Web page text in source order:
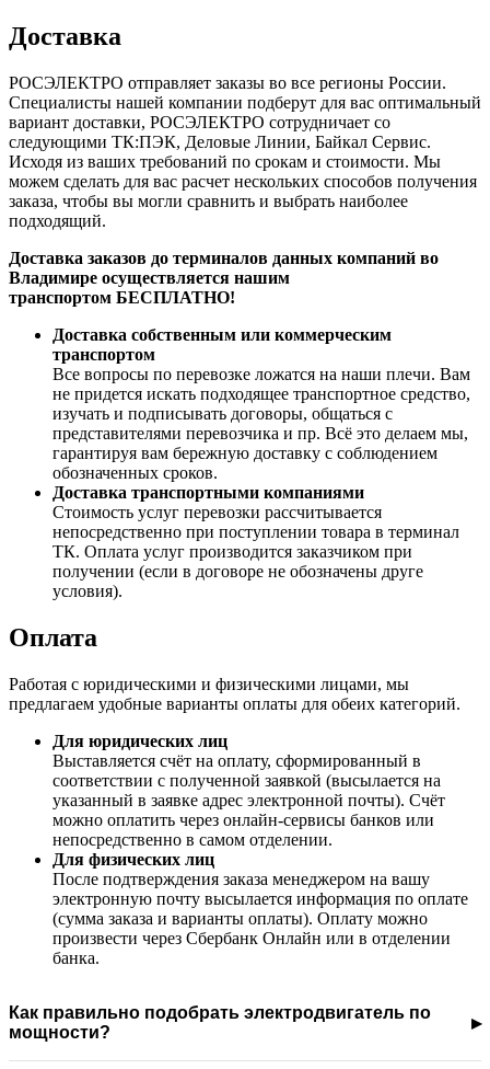
Доставка
РОСЭЛЕКТРО отправляет заказы во все регионы России.
Специалисты нашей компании подберут для вас оптимальный
вариант доставки, РОСЭЛЕКТРО сотрудничает со
следующими ТК:ПЭК, Деловые Линии, Байкал Сервис.
Исходя из ваших требований по срокам и стоимости. Мы
можем сделать для вас расчет нескольких способов получения
заказа, чтобы вы могли сравнить и выбрать наиболее
подходящий.
Доставка заказов до терминалов данных компаний во
Владимире осуществляется нашим
транспортом БЕСПЛАТНО!
Доставка собственным или коммерческим
транспортом
Все вопросы по перевозке ложатся на наши плечи. Вам
не придется искать подходящее транспортное средство,
изучать и подписывать договоры, общаться с
представителями перевозчика и пр. Всё это делаем мы,
гарантируя вам бережную доставку с соблюдением
обозначенных сроков.
Доставка транспортными компаниями
Стоимость услуг перевозки рассчитывается
непосредственно при поступлении товара в терминал
ТК. Оплата услуг производится заказчиком при
получении (если в договоре не обозначены друге
условия).
Оплата
Работая с юридическими и физическими лицами, мы
предлагаем удобные варианты оплаты для обеих категорий.
Для юридических лиц
Выставляется счёт на оплату, сформированный в
соответствии с полученной заявкой (высылается на
указанный в заявке адрес электронной почты). Счёт
можно оплатить через онлайн-сервисы банков или
непосредственно в самом отделении.
Для физических лиц
После подтверждения заказа менеджером на вашу
электронную почту высылается информация по оплате
(сумма заказа и варианты оплаты). Оплату можно
произвести через Сбербанк Онлайн или в отделении
банка.
Как правильно подобрать электродвигатель по
мощности?